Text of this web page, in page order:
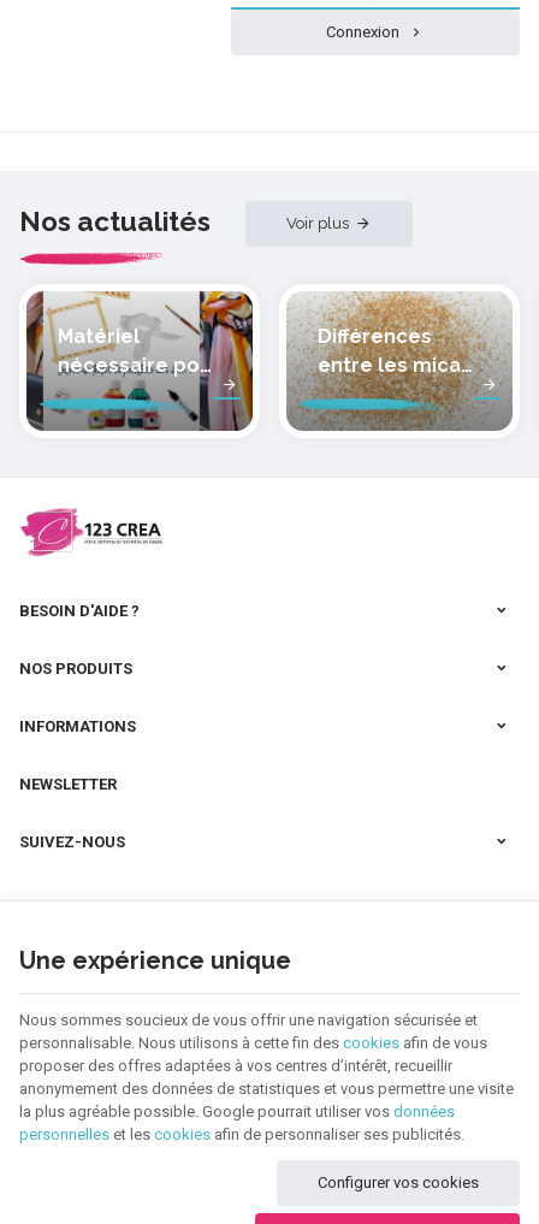
Connexion
Nos actualités Voir plus
Matériel
nécessaire pour
peindre la soie
Différences
entre les micas
des pâtes
polymères
BESOIN D'AIDE ?
NOS PRODUITS
INFORMATIONS
NEWSLETTER
SUIVEZ-NOUS
Une expérience unique
Nous sommes soucieux de vous offrir une navigation sécurisée et
personnalisable. Nous utilisons à cette fin des cookies afin de vous
proposer des offres adaptées à vos centres d’intérêt, recueillir
anonymement des données de statistiques et vous permettre une visite
la plus agréable possible. Google pourrait utiliser vos données
personnelles et les cookies afin de personnaliser ses publicités.
Configurer vos cookies